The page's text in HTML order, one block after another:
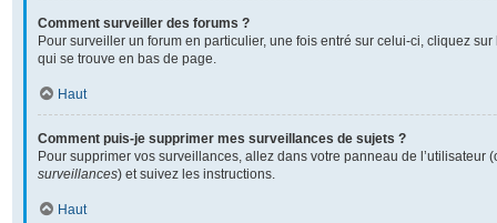
Comment surveiller des forums ?
Pour surveiller un forum en particulier, une fois entré sur celui-ci, cliquez
qui se trouve en bas de page.
Haut
Comment puis-je supprimer mes surveillances de sujets ?
Pour supprimer vos surveillances, allez dans votre panneau de l’utilisateur
surveillances) et suivez les instructions.
Haut